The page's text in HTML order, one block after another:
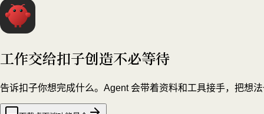
工作交给扣子创造不必等待
告诉扣子你想完成什么。Agent 会带着资料和工具接手，把想法